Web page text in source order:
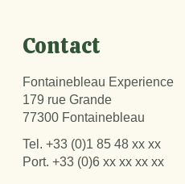
Contact
Fontainebleau Experience
179 rue Grande
77300 Fontainebleau
Tel. +33 (0)1 85 48 xx xx
Port. +33 (0)6 xx xx xx xx